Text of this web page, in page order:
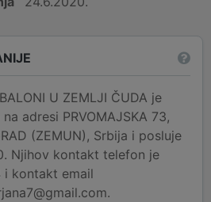
ocena
U ZEMLJI ČUDA je
adresi PRVOMAJSKA 73,
(ZEMUN), Srbija i posluje
Njihov kontakt telefon je
i kontakt email